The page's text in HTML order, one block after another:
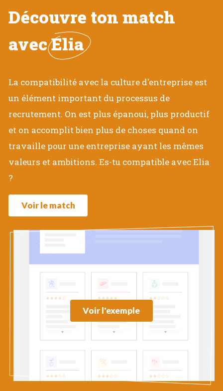
Découvre ton match
avecElia
La compatibilité avec la culture d'entreprise est
un élément important du processus de
recrutement. On est plus épanoui, plus productif
et on accomplit bien plus de choses quand on
travaille pour une entreprise ayant les mêmes
valeurs et ambitions. Es-tu compatible avec Elia
?
Voir le match
Voir l'exemple